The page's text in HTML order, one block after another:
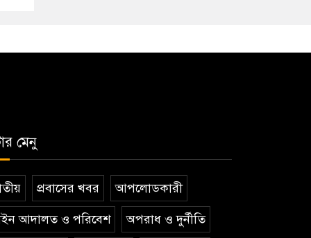
মেনু
প্রবাসের খবর আপলোডকারী
আদালত ও পরিবেশ অপরাধ ও দুর্নীতি